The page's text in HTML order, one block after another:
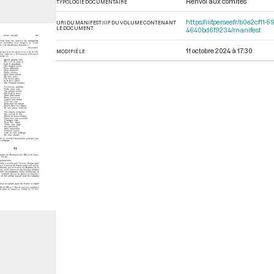
TYPOLOGIE DOCUMENTAIRE
URI DU MANIFEST IIIF DU VOLUME CONTENANT
LE DOCUMENT
https://iiif.persee.fr/
4640bd6f9234/manifest
MODIFIÉ LE 11 octobre 2024 à 17:30